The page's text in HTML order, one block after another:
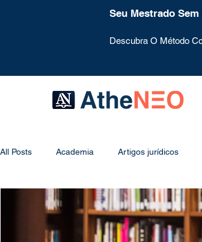
Seu Mestrado
Descubra O Método
All Posts Academia Artigos jurídicos
Mentoring Mural Metodologia